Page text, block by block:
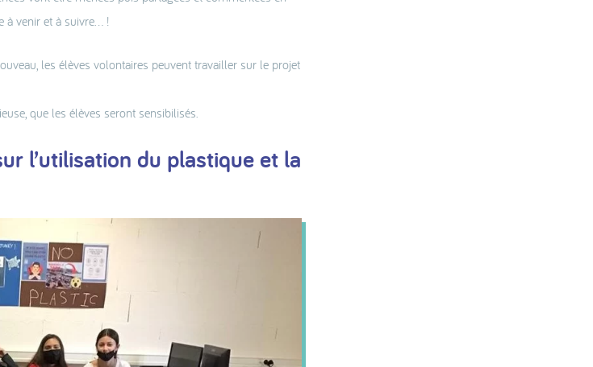
à venir et à suivre… !
les élèves volontaires peuvent travailler sur le projet
que les élèves seront sensibilisés.
l’utilisation du plastique et la